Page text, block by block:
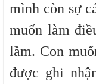
mình còn sợ
muốn làm
lầm. Con
được ghi